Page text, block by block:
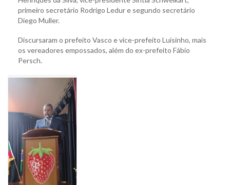
primeiro secretário Rodrigo Ledur e segundo secretário
Diego Muller.
Discursaram o prefeito Vasco e vice-prefeito Luisinho, mais
os vereadores empossados, além do ex-prefeito Fábio
Persch.